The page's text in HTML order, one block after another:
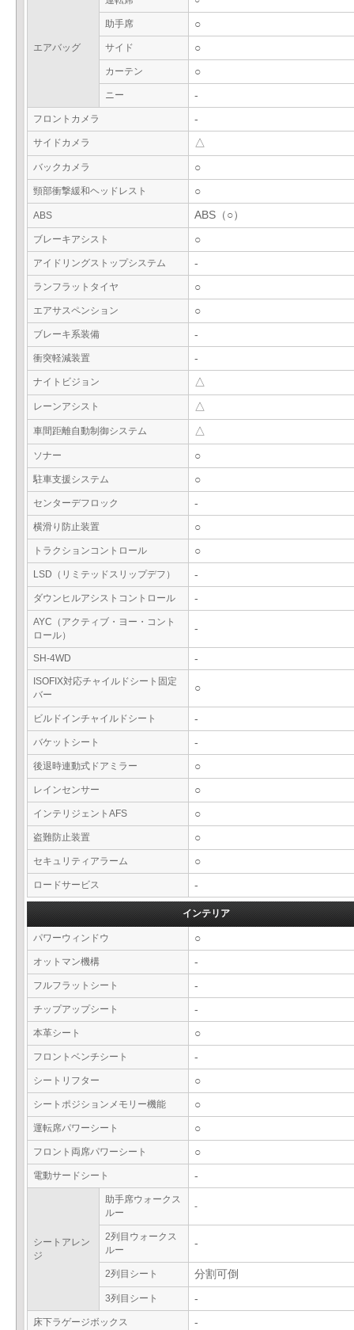
エアバッグ
助手席 ○
サイド ○
カーテン ○
ニー -
フロントカメラ -
サイドカメラ △
バックカメラ ○
頸部衝撃緩和ヘッドレスト ○
ABS ABS（○）
ブレーキアシスト ○
アイドリングストップシステム -
ランフラットタイヤ ○
エアサスペンション ○
ブレーキ系装備 -
衝突軽減装置 -
ナイトビジョン △
レーンアシスト △
車間距離自動制御システム △
ソナー ○
駐車支援システム ○
センターデフロック -
横滑り防止装置 ○
トラクションコントロール ○
LSD（リミテッドスリップデフ） -
ダウンヒルアシストコントロール -
AYC（アクティブ・ヨー・コント
ロール）
-
SH-4WD -
ISOFIX対応チャイルドシート固定
バー
○
ビルドインチャイルドシート -
バケットシート -
後退時連動式ドアミラー ○
レインセンサー ○
インテリジェントAFS ○
盗難防止装置 ○
セキュリティアラーム ○
ロードサービス -
インテリア
パワーウィンドウ ○
オットマン機構 -
フルフラットシート -
チップアップシート -
本革シート ○
フロントベンチシート -
シートリフター ○
シートポジションメモリー機能 ○
運転席パワーシート ○
フロント両席パワーシート ○
電動サードシート -
シートアレン
ジ
助手席ウォークス
ルー
-
2列目ウォークス
ルー
-
2列目シート 分割可倒
3列目シート -
床下ラゲージボックス -